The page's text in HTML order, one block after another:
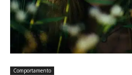
Comportamento